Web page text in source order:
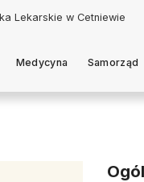
za króliczkiem
Medycyna Samorząd